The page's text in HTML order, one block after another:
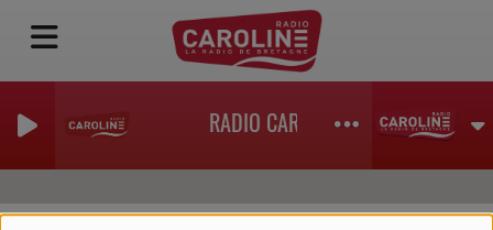
RADIO CAROLINE, La Radio de